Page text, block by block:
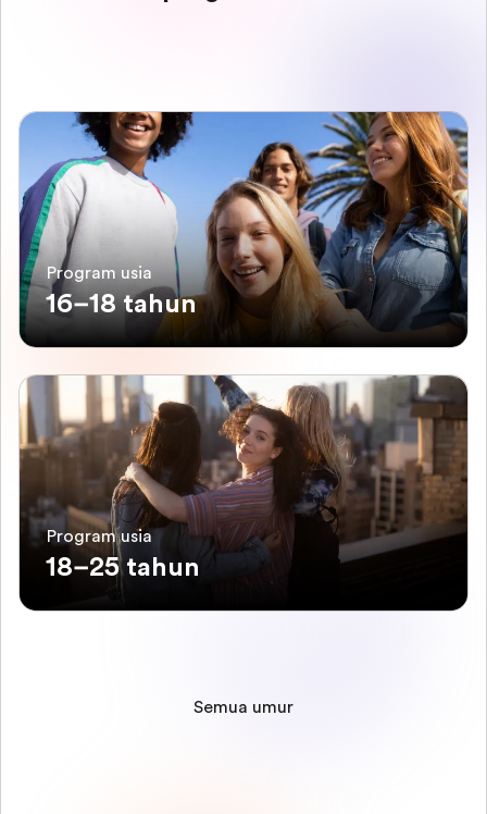
Program usia
16–18 tahun
Program usia
18–25 tahun
Semua umur